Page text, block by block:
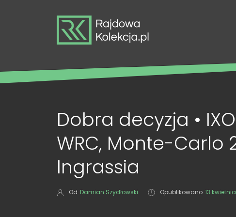
Dobra decyzja •
WRC, Monte-Carlo
Ingrassia
Od Damian Szydłowski Opublikowano 13